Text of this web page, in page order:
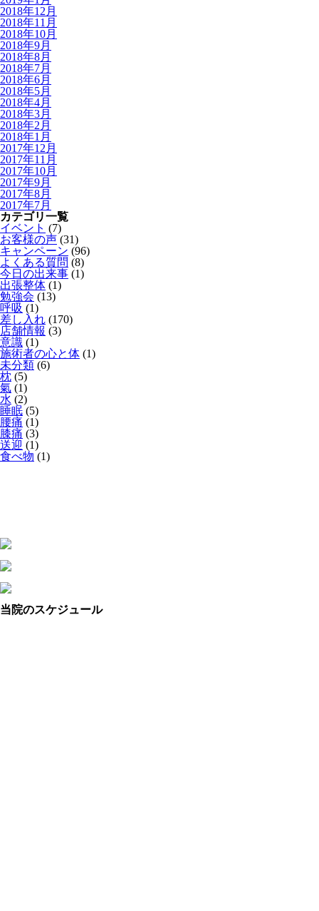
2018年12月
2018年11月
2018年10月
2018年9月
2018年8月
2018年7月
2018年6月
2018年5月
2018年4月
2018年3月
2018年2月
2018年1月
2017年12月
2017年11月
2017年10月
2017年9月
2017年8月
2017年7月
カテゴリ一覧
イベント (7)
お客様の声 (31)
キャンペーン (96)
よくある質問 (8)
今日の出来事 (1)
出張整体 (1)
勉強会 (13)
呼吸 (1)
差し入れ (170)
店舗情報 (3)
意識 (1)
施術者の心と体 (1)
未分類 (6)
枕 (5)
氣 (1)
水 (2)
睡眠 (5)
腰痛 (1)
膝痛 (3)
送迎 (1)
食べ物 (1)
当院のスケジュール